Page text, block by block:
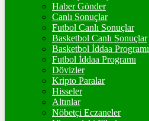
%1,88
%1,83
BİTCOİN
ETHEREUM
Haber Gönder
Canlı Sonuçlar
Futbol Canlı Sonuçlar
Basketbol Canlı Sonuçlar
Basketbol İddaa Programı
Futbol İddaa Programı
Dövizler
Kripto Paralar
Hisseler
Altınlar
Nöbetçi Eczaneler